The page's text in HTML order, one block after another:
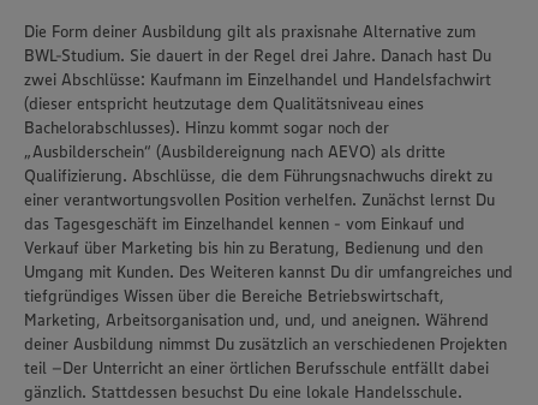
Die Form deiner Ausbildung gilt als praxisnahe Alternative zum
BWL-Studium. Sie dauert in der Regel drei Jahre. Danach hast Du
zwei Abschlüsse: Kaufmann im Einzelhandel und Handelsfachwirt
(dieser entspricht heutzutage dem Qualitätsniveau eines
Bachelorabschlusses). Hinzu kommt sogar noch der
„Ausbilderschein“ (Ausbildereignung nach AEVO) als dritte
Qualifizierung. Abschlüsse, die dem Führungsnachwuchs direkt zu
einer verantwortungsvollen Position verhelfen. Zunächst lernst Du
das Tagesgeschäft im Einzelhandel kennen - vom Einkauf und
Verkauf über Marketing bis hin zu Beratung, Bedienung und den
Umgang mit Kunden. Des Weiteren kannst Du dir umfangreiches und
tiefgründiges Wissen über die Bereiche Betriebswirtschaft,
Marketing, Arbeitsorganisation und, und, und aneignen. Während
deiner Ausbildung nimmst Du zusätzlich an verschiedenen Projekten
teil –Der Unterricht an einer örtlichen Berufsschule entfällt dabei
gänzlich. Stattdessen besuchst Du eine lokale Handelsschule.